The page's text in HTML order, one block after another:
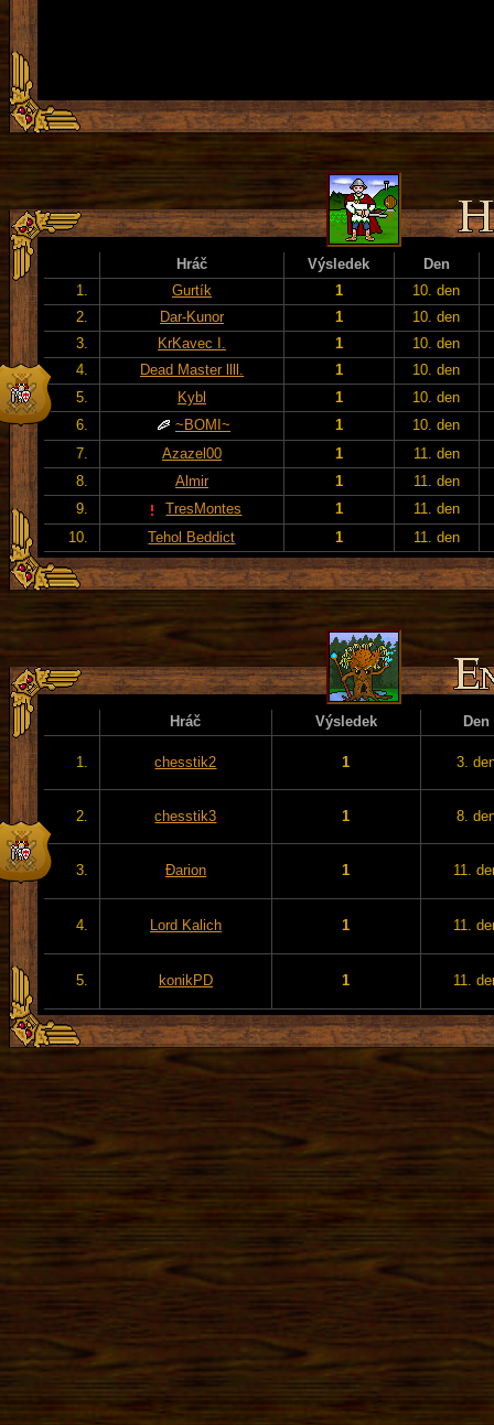
Hráč Výsledek
Den
1.
Gurtík 1 10. den
2.
Dar-Kunor 1 10. den
3.
KrKavec I. 1 10. den
4.
Dead Master llll. 1 10. den
5.
Kybl 1 10. den
6.
~BOMI~ 1 10. den
7.
Azazel00 1 11. den
8.
Almir 1 11. den
9.
TresMontes 1 11. den
10.
Tehol Beddict 1 11. den
Hráč Výsledek Den
1. chesstik2 1 3.
2. chesstik3 1 8.
3. Đarion 1 11.
4. Lord Kalich 1 11.
5. konikPD 1 11.